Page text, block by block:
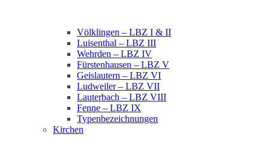
Völklingen – LBZ I & II
Luisenthal – LBZ III
Wehrden – LBZ IV
Fürstenhausen – LBZ V
Geislautern – LBZ VI
Ludweiler – LBZ VII
Lauterbach – LBZ VIII
Fenne – LBZ IX
Typenbezeichnungen
Kirchen